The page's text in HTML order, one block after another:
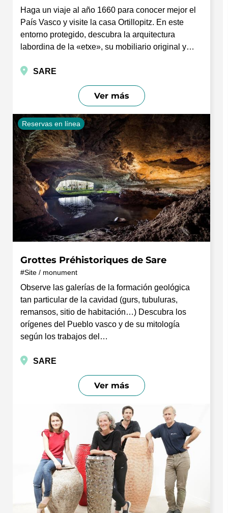
Haga un viaje al año 1660 para conocer mejor el
País Vasco y visite la casa Ortillopitz. En este
entorno protegido, descubra la arquitectura
labordina de la «etxe», su mobiliario original y…
SARE
Ver más
Reservas en línea
Grottes Préhistoriques de Sare
Site / monument
Observe las galerías de la formación geológica
tan particular de la cavidad (gurs, tubuluras,
remansos, sitio de habitación…) Descubra los
orígenes del Pueblo vasco y de su mitología
según los trabajos del…
SARE
Ver más